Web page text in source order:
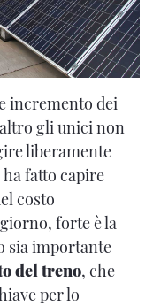
incremento dei
gli unici non
liberamente
fatto capire
costo
forte è la
sia importante
del treno, che
per lo